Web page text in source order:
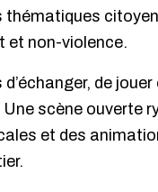
thématiques
et non-violence.
de jouer
scène ouverte
et des